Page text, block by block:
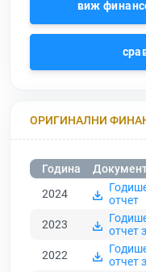
виж
ОРИГИНАЛНИ
Година
2024
отчет
2023
отчет
2022
отчет